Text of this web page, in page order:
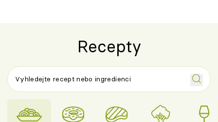
Recepty